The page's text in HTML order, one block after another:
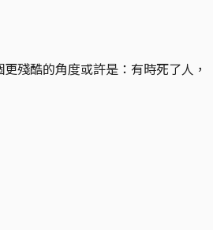
殘酷的角度或許是：有時死了人，